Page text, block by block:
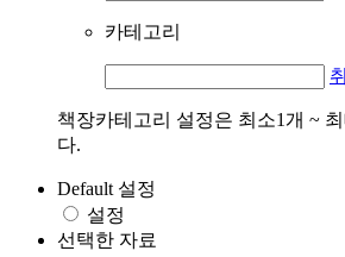
카테고리
책장카테고리 설정은 최소1개 ~
다.
Default 설정
설정
선택한 자료